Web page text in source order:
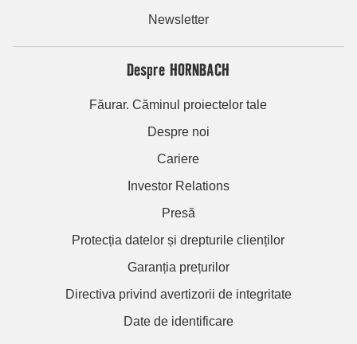
Newsletter
Despre HORNBACH
Făurar. Căminul proiectelor tale
Despre noi
Cariere
Investor Relations
Presă
Protecția datelor și drepturile clienților
Garanția prețurilor
Directiva privind avertizorii de integritate
Date de identificare